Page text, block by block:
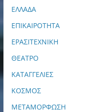
ΕΛΛΑΔΑ
ΕΠΙΚΑΙΡΟΤΗΤΑ
ΕΡΑΣΙΤΕΧΝΙΚΗ
ΘΕΑΤΡΟ
ΚΑΤΑΓΓΕΛΙΕΣ
ΚΟΣΜΟΣ
ΜΕΤΑΜΟΡΦΩΣΗ